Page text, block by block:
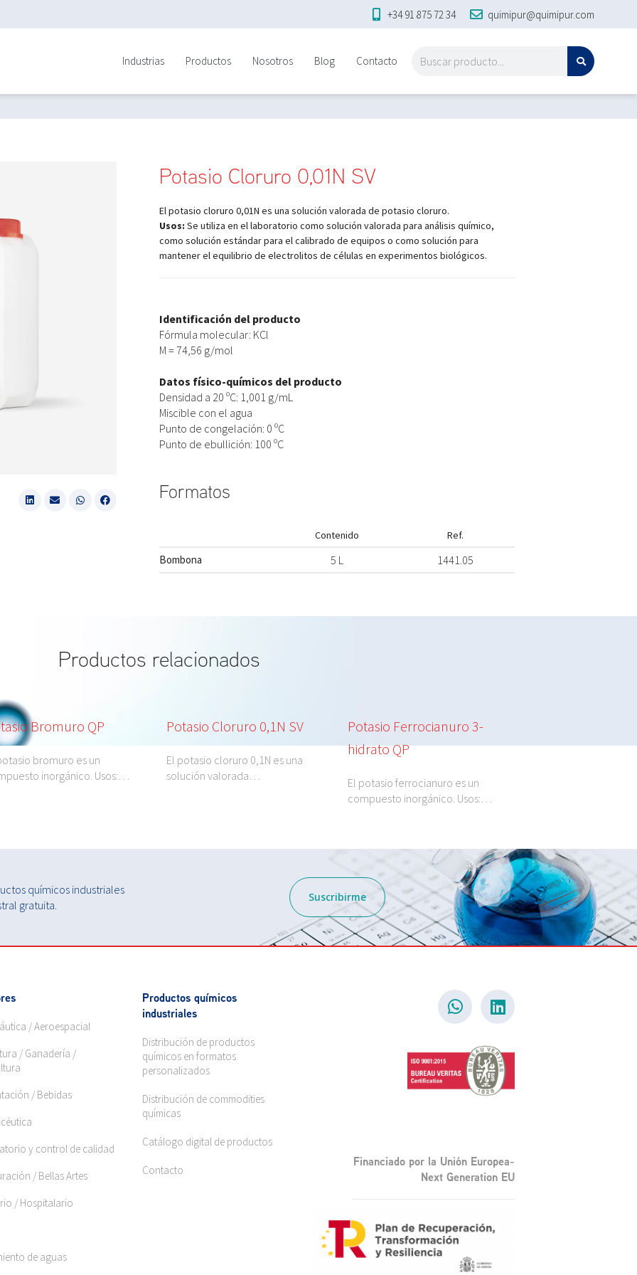
+34 91 875 72 34 quimipur@quimipur.com
Industrias Productos Nosotros Blog Contacto
Potasio Cloruro 0,01N SV
El potasio cloruro 0,01N es una solución valorada de potasio cloruro.
Usos: Se utiliza en el laboratorio como solución valorada para análisis químico,
como solución estándar para el calibrado de equipos o como solución para
mantener el equilibrio de electrolitos de células en experimentos biológicos.
Identificación del producto
Fórmula molecular: KCl
M = 74,56 g/mol
Datos físico-químicos del producto
Densidad a 20 ºC: 1,001 g/mL
Miscible con el agua
Punto de congelación: 0 ºC
Punto de ebullición: 100 ºC
Formatos
Contenido Ref.
Bombona 5 L 1441.05
Productos relacionados
Bromuro QP
bromuro es un
inorgánico. Usos:…
Potasio Cloruro 0,1N SV
El potasio cloruro 0,1N es una
solución valorada…
Potasio Ferrocianuro 3-
hidrato QP
El potasio ferrocianuro es un
compuesto inorgánico. Usos:…
químicos industriales
gratuita.
Suscribirme
/ Aeroespacial
/ Ganadería /
/ Bebidas
y control de calidad
/ Bellas Artes
/ Hospitalario
de aguas
Productos químicos
industriales
Distribución de productos
químicos en formatos
personalizados
Distribución de commodities
químicas
Catálogo digital de productos
Contacto
Financiado por la Unión Europea-
Next Generation EU